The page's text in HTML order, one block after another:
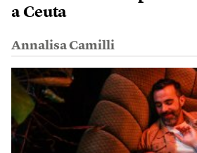
a Ceuta
Annalisa Camilli